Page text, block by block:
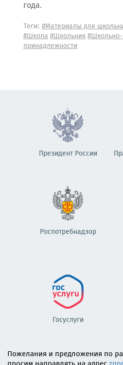
года.
Теги: #Материалы для
#Школа#Школьник
принадлежности
Президент России
Роспотребнадзор
Госуслуги
Пожелания и предложения по